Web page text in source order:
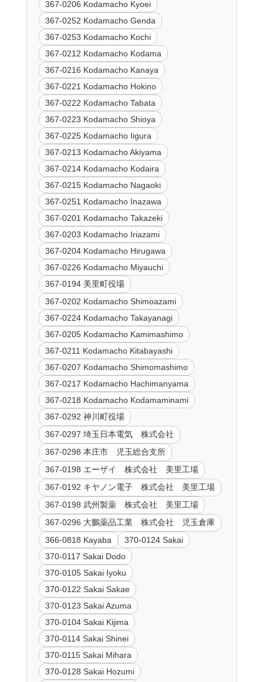
367-0206 Kodamacho Kyoei
367-0252 Kodamacho Genda
367-0253 Kodamacho Kochi
367-0212 Kodamacho Kodama
367-0216 Kodamacho Kanaya
367-0221 Kodamacho Hokino
367-0222 Kodamacho Tabata
367-0223 Kodamacho Shioya
367-0225 Kodamacho Iigura
367-0213 Kodamacho Akiyama
367-0214 Kodamacho Kodaira
367-0215 Kodamacho Nagaoki
367-0251 Kodamacho Inazawa
367-0201 Kodamacho Takazeki
367-0203 Kodamacho Iriazami
367-0204 Kodamacho Hirugawa
367-0226 Kodamacho Miyauchi
367-0194 美里町役場
367-0202 Kodamacho Shimoazami
367-0224 Kodamacho Takayanagi
367-0205 Kodamacho Kamimashimo
367-0211 Kodamacho Kitabayashi
367-0207 Kodamacho Shimomashimo
367-0217 Kodamacho Hachimanyama
367-0218 Kodamacho Kodamaminami
367-0292 神川町役場
367-0297 埼玉日本電気 株式会社
367-0298 本庄市 児玉総合支所
367-0198 エーザイ 株式会社 美里工場
367-0192 キヤノン電子 株式会社 美里工場
367-0198 武州製薬 株式会社 美里工場
367-0296 大鵬薬品工業 株式会社 児玉倉庫
366-0818 Kayaba
370-0124 Sakai
370-0117 Sakai Dodo
370-0105 Sakai Iyoku
370-0122 Sakai Sakae
370-0123 Sakai Azuma
370-0104 Sakai Kijima
370-0114 Sakai Shinei
370-0115 Sakai Mihara
370-0128 Sakai Hozumi